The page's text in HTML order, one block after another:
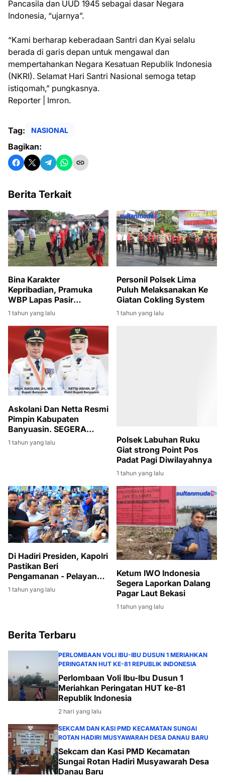
Pancasila dan UUD 1945 sebagai dasar Negara
Indonesia, “ujarnya”.
“Kami berharap keberadaan Santri dan Kyai selalu
berada di garis depan untuk mengawal dan
mempertahankan Negara Kesatuan Republik Indonesia
(NKRI). Selamat Hari Santri Nasional semoga tetap
istiqomah,” pungkasnya.
Reporter | Imron.
Tag: NASIONAL
Bagikan:
Berita Terkait
Bina Karakter
Kepribadian, Pramuka
WBP Lapas Pasir
Pangarayan Dilatih PBB
1 tahun yang lalu
Personil Polsek Lima
Puluh Melaksanakan Ke
Giatan Cokling System
1 tahun yang lalu
Askolani Dan Netta Resmi
Pimpin Kabupaten
Banyuasin. SEGERA
TANCAP GASSS,
Melanjutkan Membangun
1 tahun yang lalu
Di Hadiri Presiden, Kapolri
Pastikan Beri
Pengamanan - Pelayanan
Terbaik May Day Fiesta
1 tahun yang lalu
Ketum IWO Indonesia
Segera Laporkan Dalang
Pagar Laut Bekasi
1 tahun yang lalu
PERINGATAN HUT KE-81 REPUBLIK INDONESIA
Meriahkan Peringatan HUT ke-81
Republik Indonesia
2 hari yang lalu
SEKCAM DAN KASI PMD KECAMATAN SUNGAI
Sungai Rotan Hadiri Musyawarah Desa
Danau Baru
4 hari yang lalu
MARDIANSYAH: DISIPLIN MELAYANI MASYARAKAT